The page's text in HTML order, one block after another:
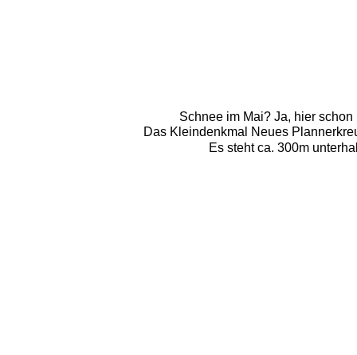
Schnee im Mai? Ja, hier
Das Kleindenkmal Neues
Es steht ca. 300m